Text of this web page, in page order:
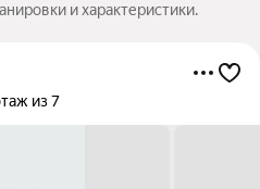
и характеристики.
из 7